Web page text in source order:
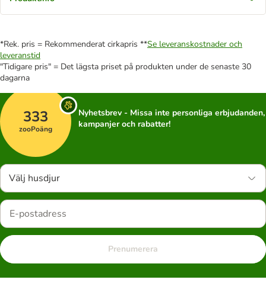
*Rek. pris = Rekommenderat cirkapris **Se leveranskostnader och
leveranstid
"Tidigare pris" = Det lägsta priset på produkten under de senaste 30
dagarna
333
zooPoäng
Nyhetsbrev - Missa inte personliga erbjudanden,
kampanjer och rabatter!
Välj husdjur
Prenumerera